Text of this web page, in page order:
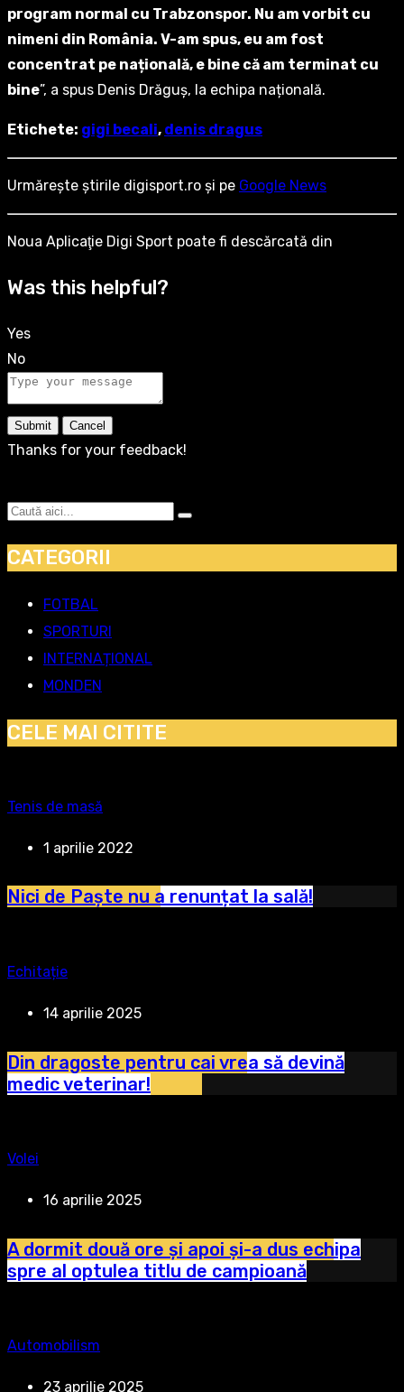
program normal cu Trabzonspor. Nu am vorbit cu
nimeni din România. V-am spus, eu am fost
concentrat pe națională, e bine că am terminat cu
bine”, a spus Denis Drăguș, la echipa națională.
Etichete: gigi becali, denis dragus
Urmărește știrile digisport.ro și pe Google News
Noua Aplicaţie Digi Sport poate fi descărcată din
Was this helpful?
Yes
No
Submit Cancel
Thanks for your feedback!
CATEGORII
FOTBAL
SPORTURI
INTERNAȚIONAL
MONDEN
CELE MAI CITITE
Tenis de masă
1 aprilie 2022
Nici de Paște nu a renunțat la sală!
Echitație
14 aprilie 2025
Din dragoste pentru cai vrea să devină
medic veterinar!
Volei
16 aprilie 2025
A dormit două ore și apoi și-a dus echipa
spre al optulea titlu de campioană
Automobilism
23 aprilie 2025